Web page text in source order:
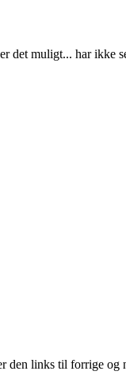
det muligt... har ikke
den links til forrige